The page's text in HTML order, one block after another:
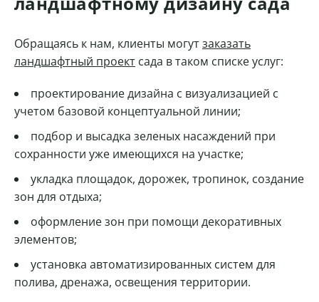
Обращаясь к нам, клиенты могутзаказать
ландшафтный проект сада в таком списке услуг:
проектирование дизайна с визуализацией с
учетом базовой концептуальной линии;
подбор и высадка зеленых насаждений при
сохранности уже имеющихся на участке;
укладка площадок, дорожек, тропинок, создание
зон для отдыха;
оформление зон при помощи декоративных
элементов;
установка автоматизированных систем для
полива, дренажа, освещения территории.